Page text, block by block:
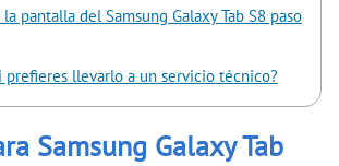
pantalla del Samsung Galaxy Tab S8 paso
prefieres llevarlo a un servicio técnico?
Samsung Galaxy Tab